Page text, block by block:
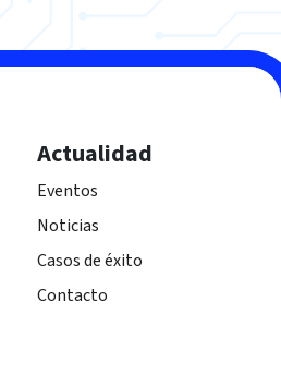
Actualidad
Eventos
Noticias
Casos de éxito
Contacto